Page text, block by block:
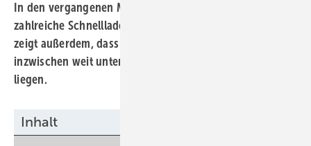
In den vergangenen Monaten wurden vor allem
zahlreiche Schnellladesäulen aufgebaut. Eine Analyse
zeigt außerdem, dass die Kosten für das Laden
inzwischen weit unter denen für Benzin und Diesel
liegen.
Inhalt